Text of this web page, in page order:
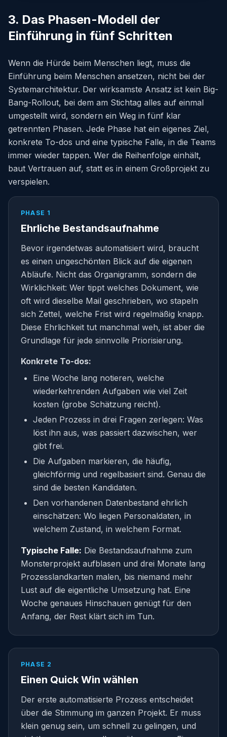
3. Das Phasen-Modell der
Einführung in fünf Schritten
Wenn die Hürde beim Menschen liegt, muss die
Einführung beim Menschen ansetzen, nicht bei der
Systemarchitektur. Der wirksamste Ansatz ist kein Big-
Bang-Rollout, bei dem am Stichtag alles auf einmal
umgestellt wird, sondern ein Weg in fünf klar
getrennten Phasen. Jede Phase hat ein eigenes Ziel,
konkrete To-dos und eine typische Falle, in die Teams
immer wieder tappen. Wer die Reihenfolge einhält,
baut Vertrauen auf, statt es in einem Großprojekt zu
verspielen.
PHASE 1
Ehrliche Bestandsaufnahme
Bevor irgendetwas automatisiert wird, braucht
es einen ungeschönten Blick auf die eigenen
Abläufe. Nicht das Organigramm, sondern die
Wirklichkeit: Wer tippt welches Dokument, wie
oft wird dieselbe Mail geschrieben, wo stapeln
sich Zettel, welche Frist wird regelmäßig knapp.
Diese Ehrlichkeit tut manchmal weh, ist aber die
Grundlage für jede sinnvolle Priorisierung.
Konkrete To-dos:
Eine Woche lang notieren, welche
wiederkehrenden Aufgaben wie viel Zeit
kosten (grobe Schätzung reicht).
Jeden Prozess in drei Fragen zerlegen: Was
löst ihn aus, was passiert dazwischen, wer
gibt frei.
Die Aufgaben markieren, die häufig,
gleichförmig und regelbasiert sind. Genau die
sind die besten Kandidaten.
Den vorhandenen Datenbestand ehrlich
einschätzen: Wo liegen Personaldaten, in
welchem Zustand, in welchem Format.
Typische Falle: Die Bestandsaufnahme zum
Monsterprojekt aufblasen und drei Monate lang
Prozesslandkarten malen, bis niemand mehr
Lust auf die eigentliche Umsetzung hat. Eine
Woche genaues Hinschauen genügt für den
Anfang, der Rest klärt sich im Tun.
PHASE 2
Einen Quick Win wählen
Der erste automatisierte Prozess entscheidet
über die Stimmung im ganzen Projekt. Er muss
klein genug sein, um schnell zu gelingen, und